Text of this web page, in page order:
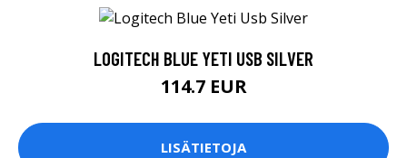
LOGITECH BLUE YETI USB SILVER
114.7 EUR
LISÄTIETOJA